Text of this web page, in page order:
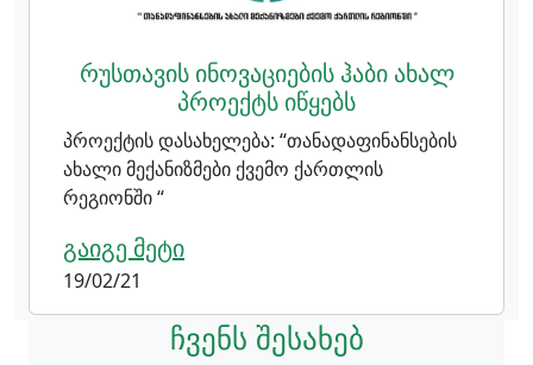
რუსთავის ინოვაციების ჰაბი ახალ
პროექტს იწყებს
პროექტის დასახელება: “თანადაფინანსების
ახალი მექანიზმები ქვემო ქართლის
რეგიონში “
გაიგე მეტი
19/02/21
ჩვენს შესახებ